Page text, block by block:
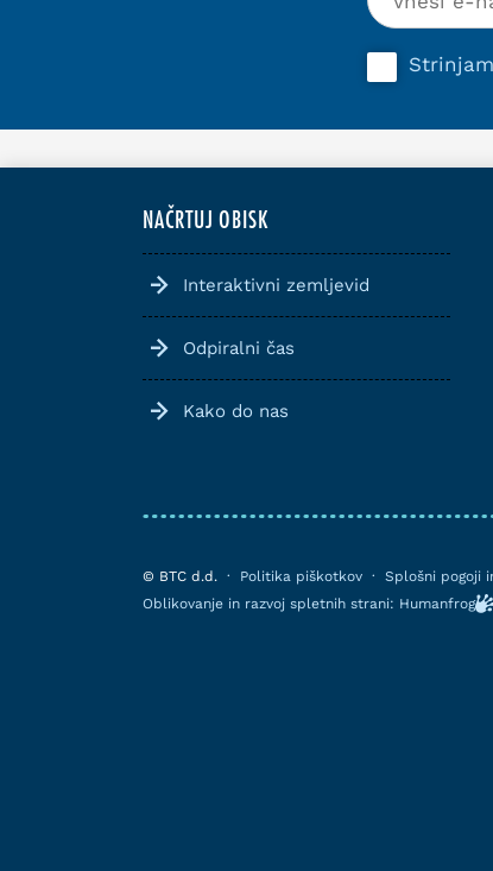
NAČRTUJ OBISK
Interaktivni zemljevid
Odpiralni čas
Kako do nas
© BTC d.d. · Politika piškotkov · Splošni pogoji
Oblikovanje in razvoj spletnih strani: Humanfrog